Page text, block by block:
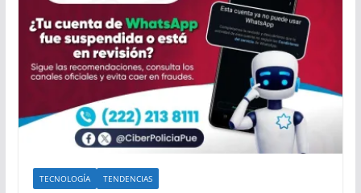
TECNOLOGÍA TENDENCIAS